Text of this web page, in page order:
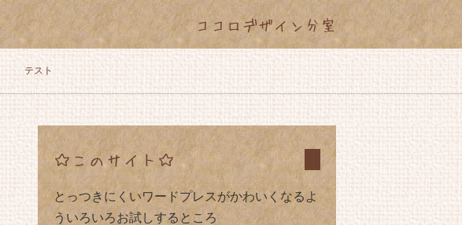
ココロデザイン分室
テスト
☆このサイト☆
とっつきにくいワードプレスがかわいくなるよ
ういろいろお試しするところ